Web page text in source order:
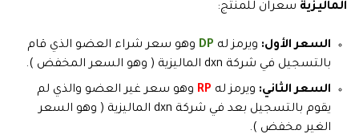
الماليزية سعران للمنتج:
السعر الأول: ويرمز له DP وهو سعر شراء العضو الذي قام
بالتسجيل في شركة dxn الماليزية ( وهو السعر المخفض ).
السعر الثاني: ويرمز له RP وهو سعر غير العضو والذي لم
يقوم بالتسجيل بعد في شركة dxn الماليزية ( وهو السعر
الغير مخفض ).